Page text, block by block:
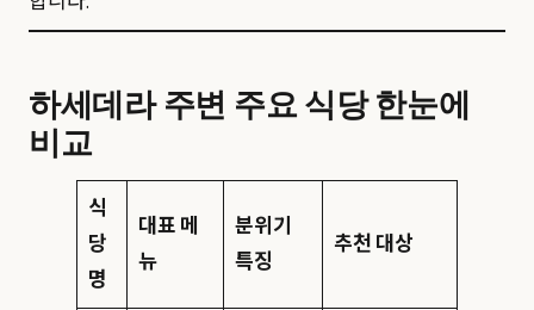
하세데라 주변 주요 식당 한눈에
비교
식
당
명
대표 메
뉴
분위기
특징
추천 대상